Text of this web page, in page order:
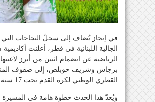
في إنجاز يُضاف إلى سجلّ النجاحات التي
الجالية اللبنانية في قطر، أعلنت أكاديمية
الرياضية عن انضمام اثنين من أبرز
برجاس وشريف حوبلص، إلى صفوف
القطري الوطني لكرة القدم تحت 17 سنة.
ويُعدّ هذا الحدث خطوة هامة في المسيرة